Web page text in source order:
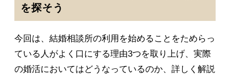
を探そう
今回は、結婚相談所の利用を始めることをためらっ
ている人がよく口にする理由3つを取り上げ、実際
の婚活においてはどうなっているのか、詳しく解説